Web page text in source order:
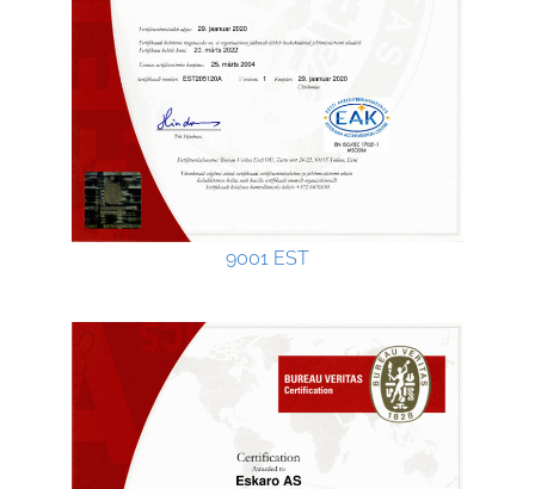
9001 EST